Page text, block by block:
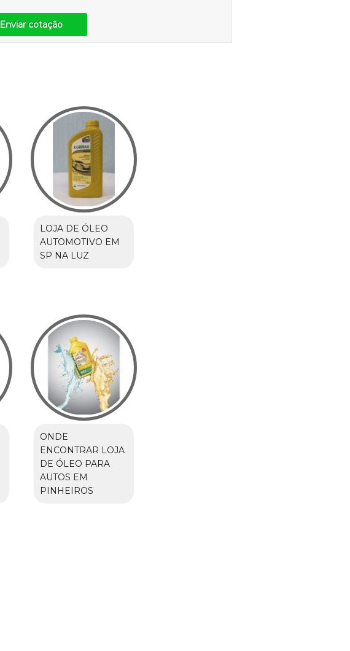
Enviar cotação
LOJA DE ÓLEO
AUTOMOTIVO EM
SP NA LUZ
ONDE
ENCONTRAR LOJA
DE ÓLEO PARA
AUTOS EM
PINHEIROS